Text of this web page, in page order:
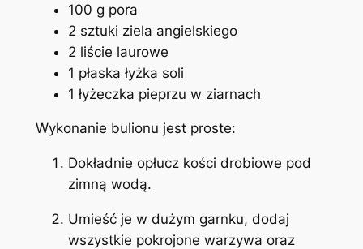
100 g pora
2 sztuki ziela angielskiego
2 liście laurowe
1 płaska łyżka soli
1 łyżeczka pieprzu w ziarnach
Wykonanie bulionu jest proste:
Dokładnie opłucz kości drobiowe pod
zimną wodą.
Umieść je w dużym garnku, dodaj
wszystkie pokrojone warzywa oraz